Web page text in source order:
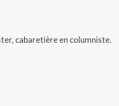
cabaretière en columniste.